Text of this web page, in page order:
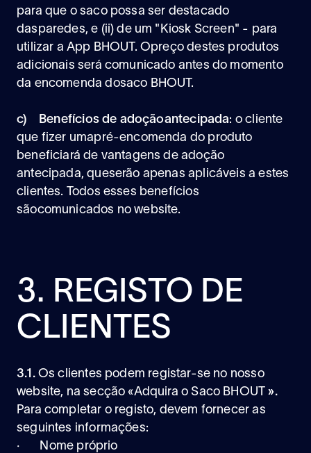
para que o saco possa ser destacado
dasparedes, e (ii) de um "Kiosk Screen" - para
utilizar a App BHOUT. Opreço destes produtos
adicionais será comunicado antes do momento
da encomenda dosaco BHOUT.
c) Benefícios de adoçãoantecipada: o cliente
que fizer umapré-encomenda do produto
beneficiará de vantagens de adoção
antecipada, queserão apenas aplicáveis a estes
clientes. Todos esses benefícios
sãocomunicados no website.
3. REGISTO DE
CLIENTES
3.1.Os clientes podem registar-se no nosso
website, na secção «Adquira o Saco BHOUT».
Para completar o registo, devem fornecer as
seguintes informações:
· Nome próprio